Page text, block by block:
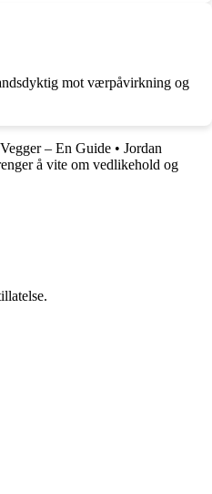
mot værpåvirkning og
– En Guide • Jordan
å vite om vedlikehold og